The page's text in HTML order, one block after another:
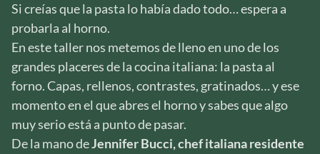
Si creías que la pasta lo había dado todo… espera a
probarla al horno.
En este taller nos metemos de lleno en uno de los
grandes placeres de la cocina italiana: la pasta al
forno. Capas, rellenos, contrastes, gratinados… y ese
momento en el que abres el horno y sabes que algo
muy serio está a punto de pasar.
De la mano deJennifer Bucci, chef italiana residente